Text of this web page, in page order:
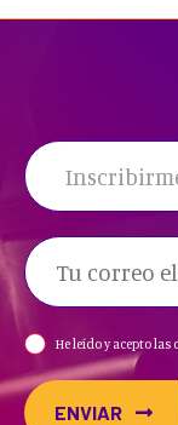
He leído y acepto
ENVIAR